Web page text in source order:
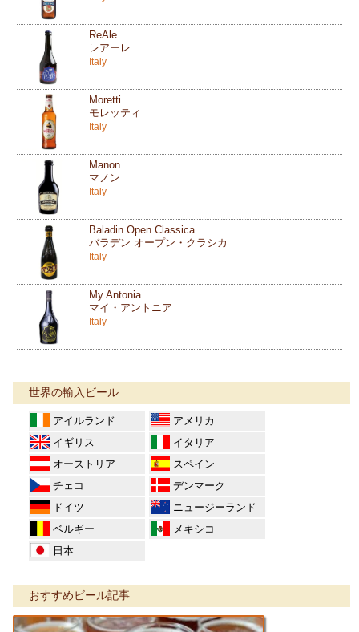
ReAle
レアーレ
Italy
Moretti
モレッティ
Italy
Manon
マノン
Italy
Baladin Open Classica
バラデン オープン・クラシカ
Italy
My Antonia
マイ・アントニア
Italy
世界の輸入ビール
アイルランド
アメリカ
イギリス
イタリア
オーストリア
スペイン
チェコ
デンマーク
ドイツ
ニュージーランド
ベルギー
メキシコ
日本
おすすめビール記事